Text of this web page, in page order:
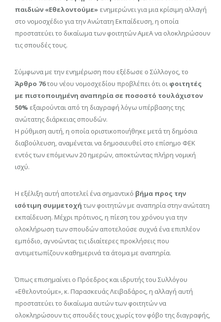
παιδιών «Εθελοντούμε» ενημερώνει για μια κρίσιμη αλλαγή
στο νομοσχέδιο για την Ανώτατη Εκπαίδευση, η οποία
προστατεύει το δικαίωμα των φοιτητών ΑμεΑ να ολοκληρώσουν
τις σπουδές τους.
Σύμφωνα με την ενημέρωση που εξέδωσε ο Σύλλογος, το
Άρθρο 76του νέου νομοσχεδίου προβλέπει ότι οι φοιτητές
με πιστοποιημένη αναπηρία σε ποσοστό τουλάχιστον
50% εξαιρούνται από τη διαγραφή λόγω υπέρβασης της
ανώτατης διάρκειας σπουδών.
Η ρύθμιση αυτή, η οποία οριστικοποιήθηκε μετά τη δημόσια
διαβούλευση, αναμένεται να δημοσιευθεί στο επίσημο ΦΕΚ
εντός των επόμενων 20 ημερών, αποκτώντας πλήρη νομική
ισχύ.
Η εξέλιξη αυτή αποτελεί ένα σημαντικό βήμα προς την
ισότιμη συμμετοχή των φοιτητών με αναπηρία στην ανώτατη
εκπαίδευση. Μέχρι πρότινος, η πίεση του χρόνου για την
ολοκλήρωση των σπουδών αποτελούσε συχνά ένα επιπλέον
εμπόδιο, αγνοώντας τις ιδιαίτερες προκλήσεις που
αντιμετωπίζουν καθημερινά τα άτομα με αναπηρία.
Όπως επισημαίνει ο Πρόεδρος και ιδρυτής του Συλλόγου
«Εθελοντούμε», κ. Παρασκευάς Λειβαδάρος, η αλλαγή αυτή
προστατεύει το δικαίωμα αυτών των φοιτητών να
ολοκληρώσουν τις σπουδές τους χωρίς τον φόβο της διαγραφής,